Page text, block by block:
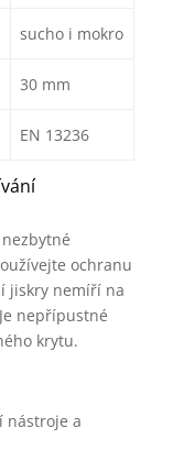
sucho i mokro
30 mm
EN 13236
ochranu
jiskry nemíří na
nepřípustné
krytu.
nástroje a